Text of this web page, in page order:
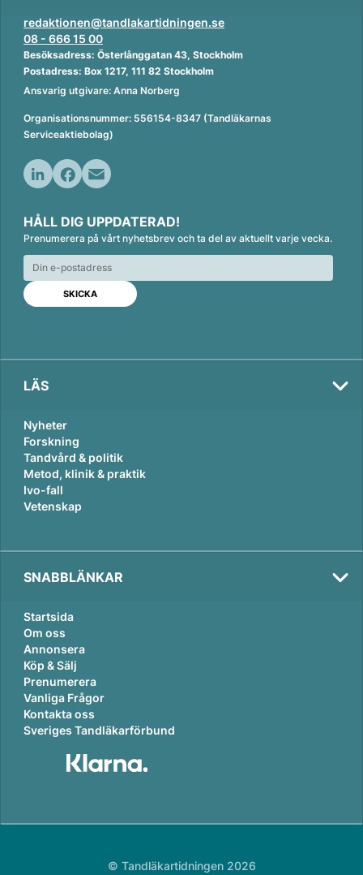
redaktionen@tandlakartidningen.se
08 - 666 15 00
Besöksadress: Österlånggatan 43, Stockholm
Postadress: Box 1217, 111 82 Stockholm
Ansvarig utgivare: Anna Norberg
Organisationsnummer: 556154-8347 (Tandläkarnas
Serviceaktiebolag)
n
k
e
d
n
c
e
b
o
o
k
a
i
l
HÅLL DIG UPPDATERAD!
Prenumerera på vårt nyhetsbrev och ta del av aktuellt varje vecka.
LÄS
Nyheter
Forskning
Tandvård & politik
Metod, klinik & praktik
Ivo-fall
Vetenskap
SNABBLÄNKAR
Startsida
Om oss
Annonsera
Köp & Sälj
Prenumerera
Vanliga Frågor
Kontakta oss
Sveriges Tandläkarförbund
© Tandläkartidningen 2026